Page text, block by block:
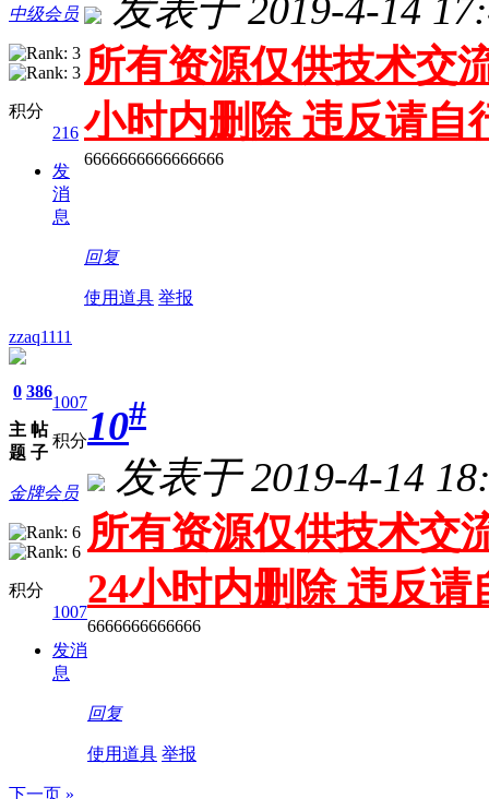
中级会员
积分
216
发
消
息
发表于 2019-4-14
所有资源仅供技术交
小时内删除 违反请自
6666666666666666
回复
使用道具 举报
zzaq1111
0
主
题
386
帖
子
1007
积分
金牌会员
积分
1007
发消
息
10#
发表于 2019-4-14
所有资源仅供技术交
24小时内删除 违反
6666666666666
回复
使用道具 举报
下一页 »